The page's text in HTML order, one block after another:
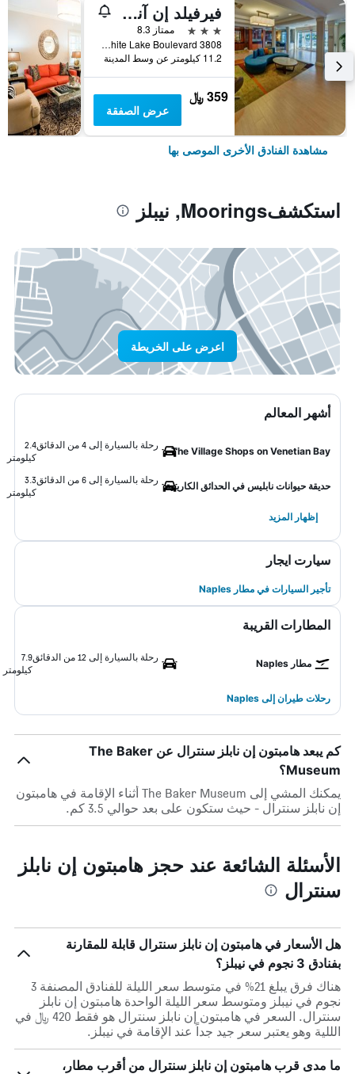
فيرفيلد إن آند سويتس باي ماريوت نابلس
3 نجوم
ممتاز 8.3
3808 White Lake Boulevard, نيبلز, FL, الولايات المتحدة الأميريكية
11.2 كيلومتر عن وسط المدينة
359 ﷼
عرض الصفقة
مشاهدة الفنادق الأخرى الموصى بها
استكشفMoorings, نيبلز
اعرض على الخريطة
أشهر المعالم
The Village Shops on Venetian Bay
رحلة بالسيارة إلى 4 من الدقائق
2.4
كيلومتر
حديقة حيوانات نابليس في الحدائق الكاريبية
رحلة بالسيارة إلى 6 من الدقائق
3.3
كيلومتر
إظهار المزيد
سيارت ايجار
تأجير السيارات في مطار Naples
المطارات القريبة
مطار Naples
رحلة بالسيارة إلى 12 من الدقائق
7.9
كيلومتر
رحلات طيران إلى Naples
كم يبعد هامبتون إن نابلز سنترال عن The Baker
Museum؟
يمكنك المشي إلى The Baker Museum أثناء الإقامة في هامبتون
إن نابلز سنترال - حيث ستكون على بعد حوالي 3.5 كم.
الأسئلة الشائعة عند حجز هامبتون إن نابلز
سنترال
هل الأسعار في هامبتون إن نابلز سنترال قابلة للمقارنة
بفنادق 3 نجوم في نيبلز؟
هناك فرق يبلغ 21% في متوسط ​​سعر الليلة للفنادق المصنفة 3
نجوم في نيبلز ومتوسط ​​سعر الليلة الواحدة هامبتون إن نابلز
سنترال. السعر في هامبتون إن نابلز سنترال هو فقط 420 ﷼ في
الللية وهو يعتبر سعر جيد جداً عند الإقامة في نيبلز.
ما مدى قرب هامبتون إن نابلز سنترال من أقرب مطار،